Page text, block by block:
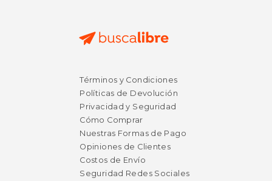
$ 38.44
15%
dcto.
Términos y Condiciones
Políticas de Devolución
Privacidad y Seguridad
Cómo Comprar
Nuestras Formas de Pago
Opiniones de Clientes
Costos de Envío
Seguridad Redes Sociales